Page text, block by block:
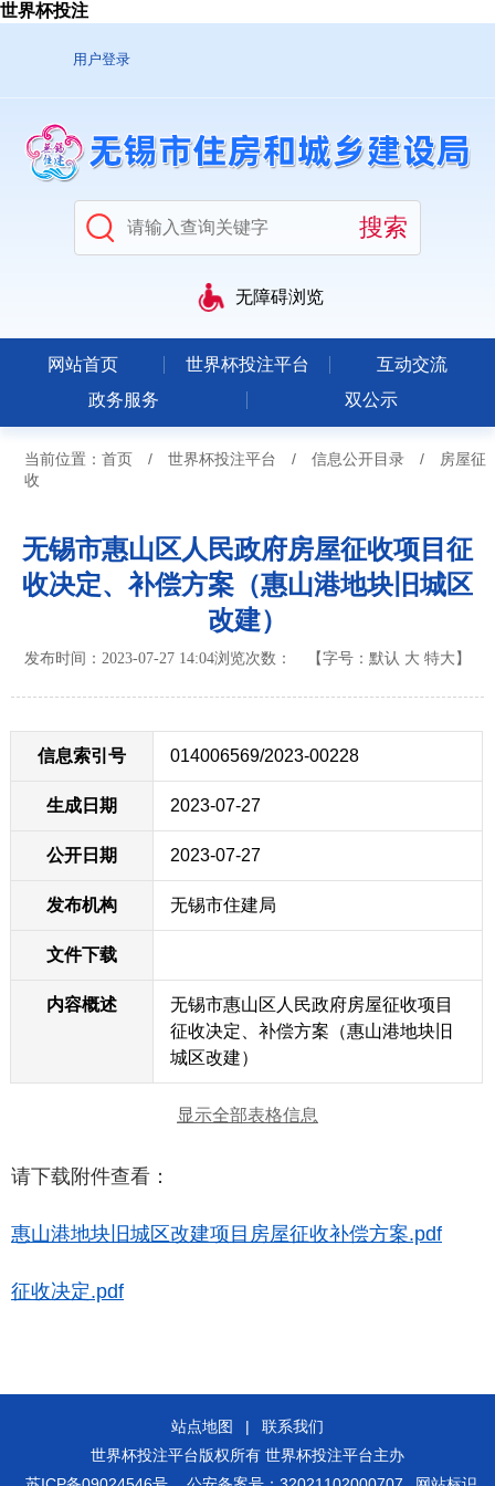
世界杯投注
用户登录
无障碍浏览
网站首页 世界杯投注平台
互动交流
政务服务
双公示
当前位置： 首页 / 世界杯投注平台 / 信息公开目录 /
房屋征
收
无锡市惠山区人民政府房屋征收项目征
收决定、补偿方案（惠山港地块旧城区
改建）
发布时间：2023-07-27 14:04浏览次数： 【字号： 默认 大 特大 】
信息索引号 014006569/2023-00228
生成日期 2023-07-27
公开日期 2023-07-27
发布机构 无锡市住建局
文件下载
内容概述
无锡市惠山区人民政府房屋征收项目
征收决定、补偿方案（惠山港地块旧
城区改建）
显示全部表格信息
请下载附件查看：
惠山港地块旧城区改建项目房屋征收补偿方案.pdf
征收决定.pdf
站点地图 |
联系我们
世界杯投注平台版权所有 世界杯投注平台主办